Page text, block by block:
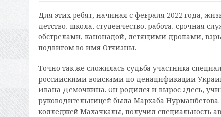
Для этих ребят, начиная с февраля 2022 года,
детство, школа, студенчество, работа, срочная
обстрелами, канонадой, летящими дронами,
подвигом во имя Отчизны.
Точно так же сложилась судьба участника
российскими войсками по денацификации
Ивана Демочкина. Он родился и вырос здесь,
руководительницей была Мархаба
колледжей Махачкалы, получил специальность